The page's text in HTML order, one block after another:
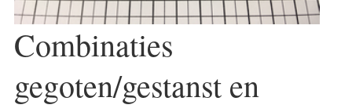
Combinaties
gegoten/gestanst en